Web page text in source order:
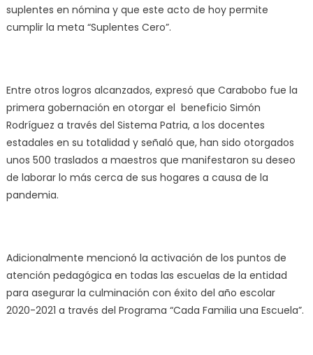
suplentes en nómina y que este acto de hoy permite
cumplir la meta “Suplentes Cero”.
Entre otros logros alcanzados, expresó que Carabobo fue la
primera gobernación en otorgar el beneficio Simón
Rodríguez a través del Sistema Patria, a los docentes
estadales en su totalidad y señaló que, han sido otorgados
unos 500 traslados a maestros que manifestaron su deseo
de laborar lo más cerca de sus hogares a causa de la
pandemia.
Adicionalmente mencionó la activación de los puntos de
atención pedagógica en todas las escuelas de la entidad
para asegurar la culminación con éxito del año escolar
2020-2021 a través del Programa “Cada Familia una Escuela”.